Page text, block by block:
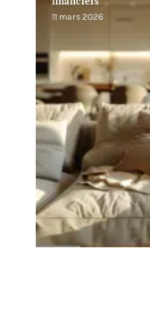
11 mars 2026